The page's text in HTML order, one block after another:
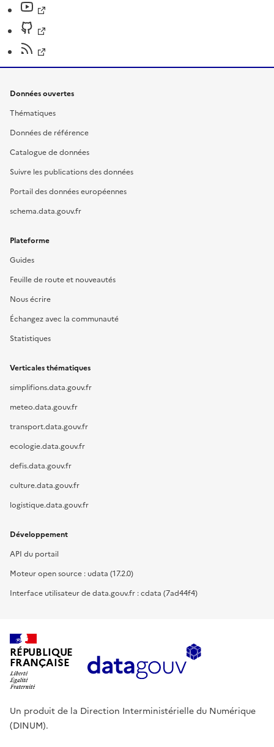
Données ouvertes
Thématiques
Données de référence
Catalogue de données
Suivre les publications des données
Portail des données européennes
schema.data.gouv.fr
Plateforme
Guides
Feuille de route et nouveautés
Nous écrire
Échangez avec la communauté
Statistiques
Verticales thématiques
simplifions.data.gouv.fr
meteo.data.gouv.fr
transport.data.gouv.fr
ecologie.data.gouv.fr
defis.data.gouv.fr
culture.data.gouv.fr
logistique.data.gouv.fr
Développement
API du portail
Moteur open source : udata (17.2.0)
Interface utilisateur de data.gouv.fr : cdata (7ad44f4)
RÉPUBLIQUE
FRANÇAISE
Un produit de la Direction Interministérielle du Numérique
(DINUM).